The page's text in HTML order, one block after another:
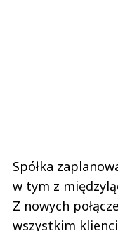
Spółka
w tym z
Z nowych
wszystkim